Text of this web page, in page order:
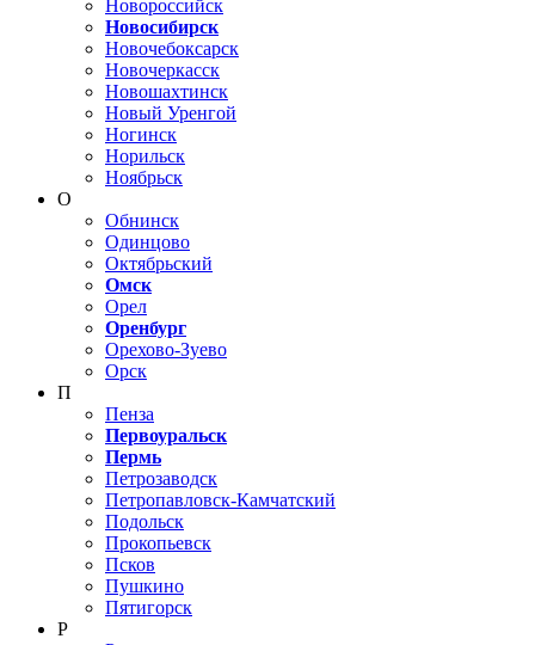
Новороссийск
Новосибирск
Новочебоксарск
Новочеркасск
Новошахтинск
Новый Уренгой
Ногинск
Норильск
Ноябрьск
О
Обнинск
Одинцово
Октябрьский
Омск
Орел
Оренбург
Орехово-Зуево
Орск
П
Пенза
Первоуральск
Пермь
Петрозаводск
Петропавловск-Камчатский
Подольск
Прокопьевск
Псков
Пушкино
Пятигорск
Р